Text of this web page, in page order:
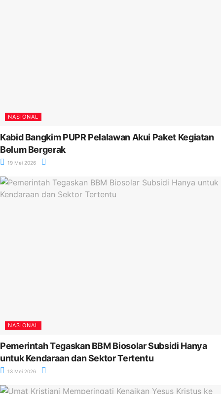
NASIONAL
Kabid Bangkim PUPR Pelalawan Akui Paket Kegiatan
Belum Bergerak
19 Mei 2026
NASIONAL
Pemerintah Tegaskan BBM Biosolar Subsidi Hanya
untuk Kendaraan dan Sektor Tertentu
13 Mei 2026